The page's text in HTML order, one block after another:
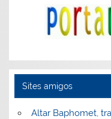
Sites amigos
Altar Baphomet,